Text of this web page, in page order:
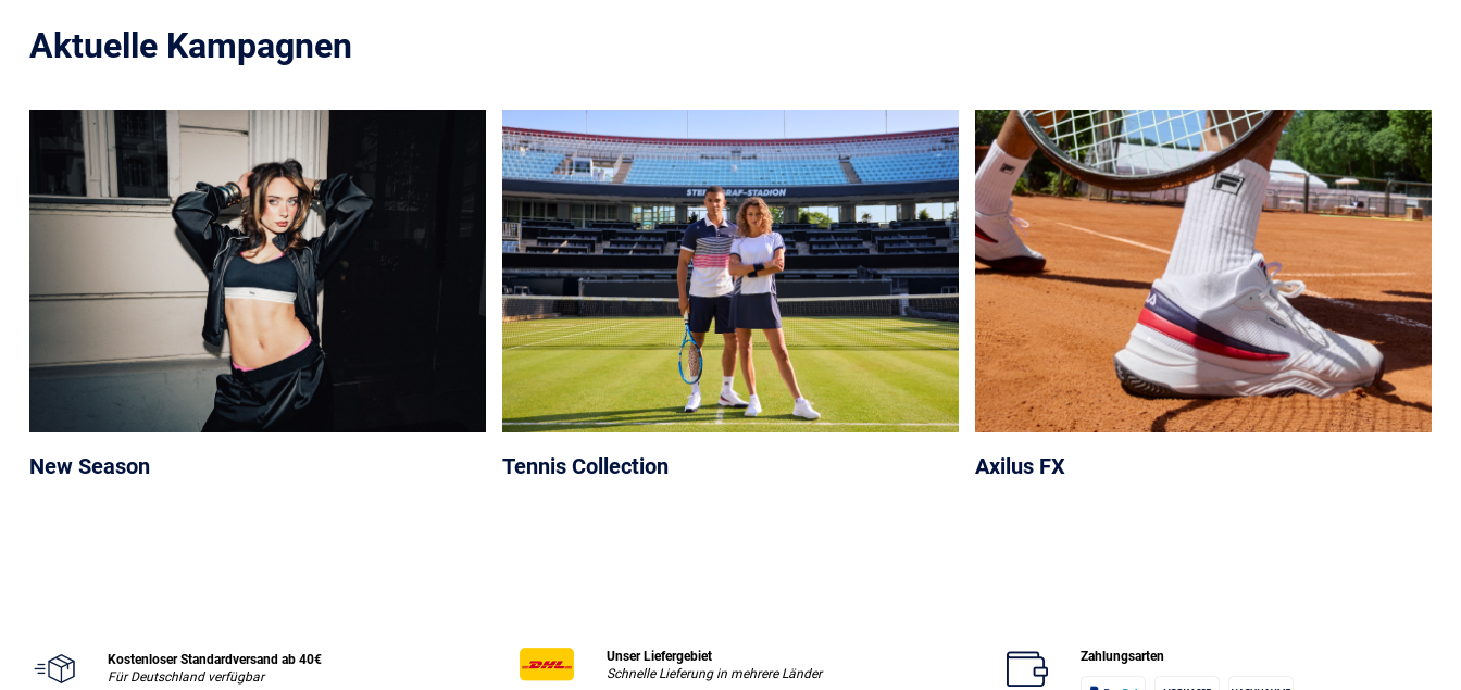
Aktuelle Kampagnen
New Season Tennis Collection Axilus FX
Kostenloser Standardversand ab 40€
Für Deutschland verfügbar
Unser Liefergebiet
Schnelle Lieferung in mehrere Länder
Zahlungsarten